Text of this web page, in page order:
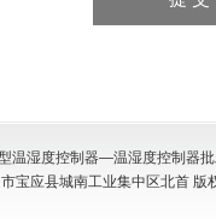
温湿度控制器—温湿度控制器
宝应县城南工业集中区北首 版